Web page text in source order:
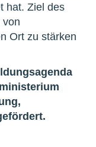
hat. Ziel des
von
Ort zu stärken